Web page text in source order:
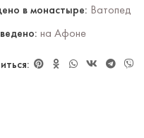
в монастыре: Ватопед
на Афоне